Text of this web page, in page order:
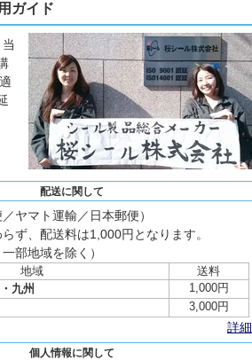
ガイド
配送に関して
ヤマト運輸／日本郵便）
ず、配送料は1,000円となります。
部地域を除く）
地域
送料
九州
1,000円
3,000円
詳細
個人情報に関して